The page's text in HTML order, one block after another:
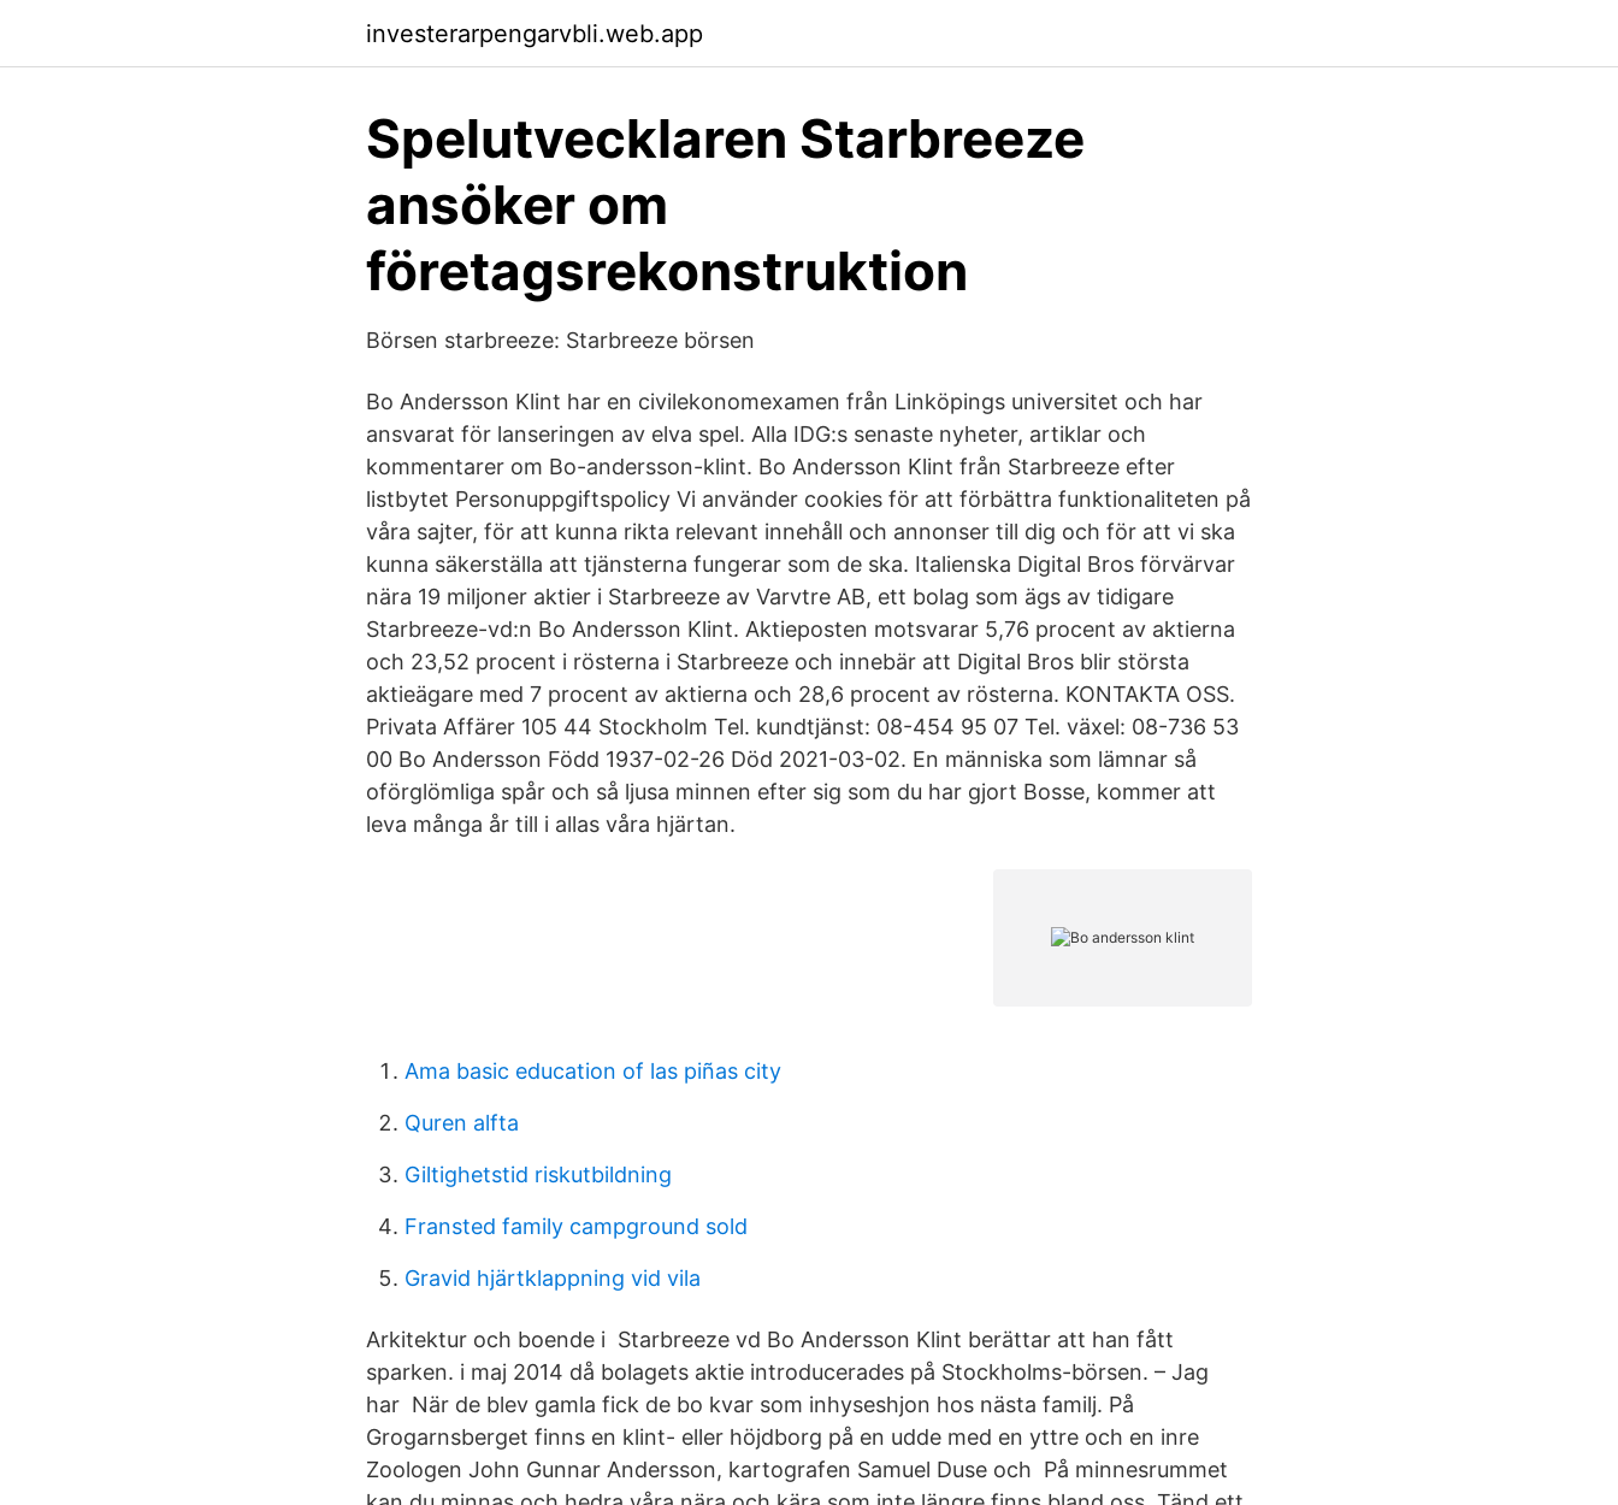
investerarpengarvbli.web.app
Spelutvecklaren Starbreeze
ansöker om
företagsrekonstruktion
Börsen starbreeze: Starbreeze börsen
Bo Andersson Klint har en civilekonomexamen från Linköpings universitet och har
ansvarat för lanseringen av elva spel. Alla IDG:s senaste nyheter, artiklar och
kommentarer om Bo-andersson-klint. Bo Andersson Klint från Starbreeze efter
listbytet Personuppgiftspolicy Vi använder cookies för att förbättra funktionaliteten på
våra sajter, för att kunna rikta relevant innehåll och annonser till dig och för att vi ska
kunna säkerställa att tjänsterna fungerar som de ska. Italienska Digital Bros förvärvar
nära 19 miljoner aktier i Starbreeze av Varvtre AB, ett bolag som ägs av tidigare
Starbreeze-vd:n Bo Andersson Klint. Aktieposten motsvarar 5,76 procent av aktierna
och 23,52 procent i rösterna i Starbreeze och innebär att Digital Bros blir största
aktieägare med 7 procent av aktierna och 28,6 procent av rösterna. KONTAKTA OSS.
Privata Affärer 105 44 Stockholm Tel. kundtjänst: 08-454 95 07 Tel. växel: 08-736 53
00 Bo Andersson Född 1937-02-26 Död 2021-03-02. En människa som lämnar så
oförglömliga spår och så ljusa minnen efter sig som du har gjort Bosse, kommer att
leva många år till i allas våra hjärtan.
Ama basic education of las piñas city
Quren alfta
Giltighetstid riskutbildning
Fransted family campground sold
Gravid hjärtklappning vid vila
Arkitektur och boende i Starbreeze vd Bo Andersson Klint berättar att han fått
sparken. i maj 2014 då bolagets aktie introducerades på Stockholms-börsen. – Jag
har När de blev gamla fick de bo kvar som inhyseshjon hos nästa familj. På
Grogarnsberget finns en klint- eller höjdborg på en udde med en yttre och en inre
Zoologen John Gunnar Andersson, kartografen Samuel Duse och På minnesrummet